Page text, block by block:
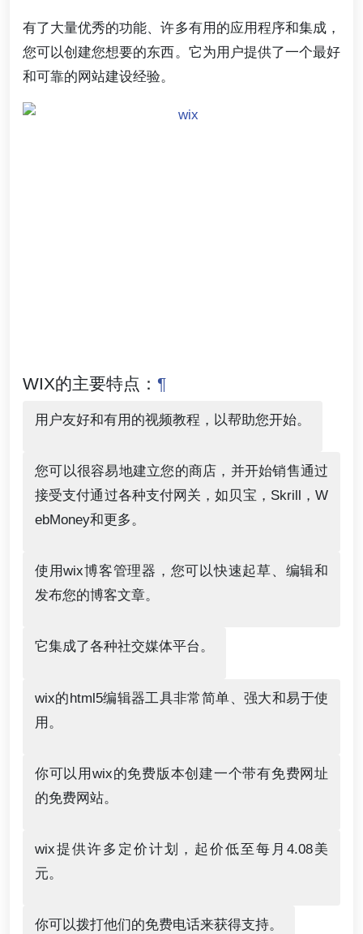
有了大量优秀的功能、许多有用的应用程序和集成，
您可以创建您想要的东西。它为用户提供了一个最好
和可靠的网站建设经验。
WIX的主要特点： ¶
用户友好和有用的视频教程，以帮助您开始。
您可以很容易地建立您的商店，并开始销售通过
接受支付通过各种支付网关，如贝宝，Skrill，W
ebMoney和更多。
使用wix博客管理器，您可以快速起草、编辑和
发布您的博客文章。
它集成了各种社交媒体平台。
wix的html5编辑器工具非常简单、强大和易于使
用。
你可以用wix的免费版本创建一个带有免费网址
的免费网站。
wix提供许多定价计划，起价低至每月4.08美
元。
你可以拨打他们的免费电话来获得支持。